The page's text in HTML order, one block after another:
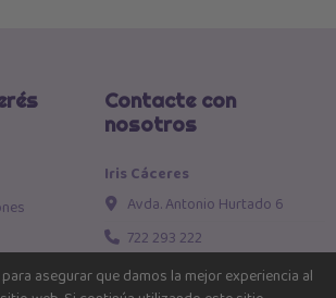
Contacte con
nosotros
Iris Cáceres
Avda. Antonio Hurtado 6
722 293 222
info@iriscaceres.com
asegurar que damos la mejor experiencia al